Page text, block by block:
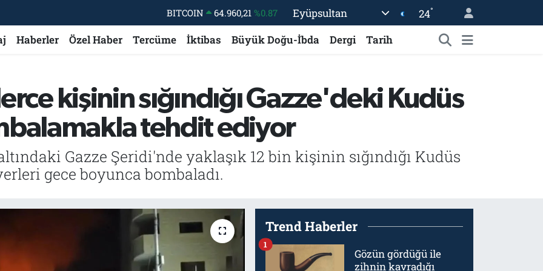
BITCOIN 64.960,21 %0.87
DOLAR
47,7436
%0.18
GRAM ALTIN
6660.55 %0.03
BİST100
13.779 %-14
Eyüpsultan 24°
Haberler Özel Haber Tercüme İktibas Büyük Doğu-İbda Dergi Tarih
kişinin sığındığı Gazze'deki Kudüs
tehdit ediyor
Gazze Şeridi'nde yaklaşık 12 bin kişinin sığındığı Kudüs
gece boyunca bombaladı.
Trend Haberler
Gözün gördüğü ile
zihnin kavradığı
1